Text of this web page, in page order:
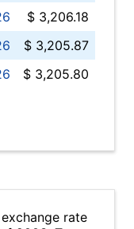
$ 3,206.18
$ 3,205.87
$ 3,205.80
rate